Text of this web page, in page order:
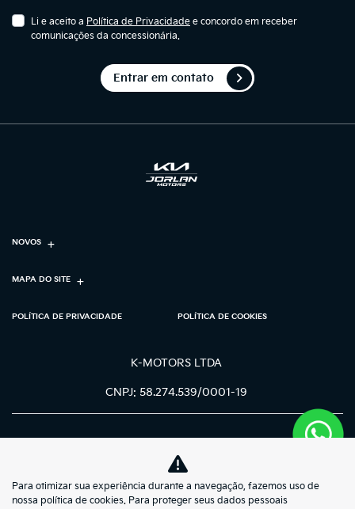
Li e aceito a Política de Privacidade e concordo em receber
comunicações da concessionária.
Entrar em contato
NOVOS
MAPA DO SITE
POLÍTICA DE PRIVACIDADE POLÍTICA DE COOKIES
K-MOTORS LTDA
CNPJ: 58.274.539/0001-19
No trânsito, enxergar o outro salva
Para otimizar sua experiência durante a navegação, fazemos uso de
nossa política de cookies. Para proteger seus dados pessoais